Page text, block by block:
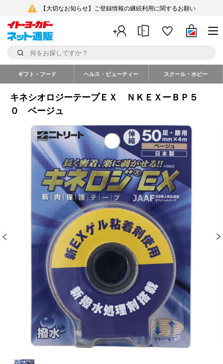
【大切なお知らせ】ご登録情報の継続利用に関するお願い
ギフト・フード ヘルス・ビューティー スクール・ホビー
キネシオロジーテープＥＸ ＮＫＥＸーＢＰ５
０ ベージュ